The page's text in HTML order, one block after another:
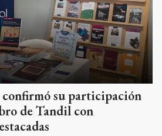
su participación
de Tandil con